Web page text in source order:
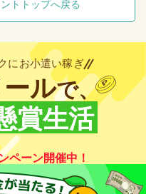
トトップへ戻る
にお小遣い稼ぎ
ルで、
賞生活
ペーン開催中！